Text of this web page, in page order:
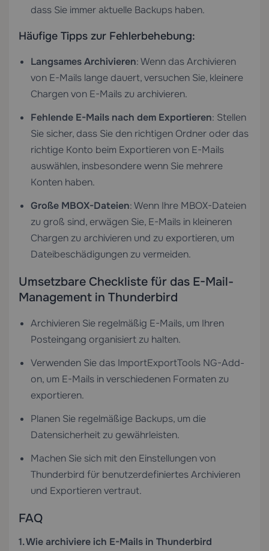
dass Sie immer aktuelle Backups haben.
Häufige Tipps zur Fehlerbehebung:
Langsames Archivieren: Wenn das Archivieren
von E-Mails lange dauert, versuchen Sie, kleinere
Chargen von E-Mails zu archivieren.
Fehlende E-Mails nach dem Exportieren: Stellen
Sie sicher, dass Sie den richtigen Ordner oder das
richtige Konto beim Exportieren von E-Mails
auswählen, insbesondere wenn Sie mehrere
Konten haben.
Große MBOX-Dateien: Wenn Ihre MBOX-Dateien
zu groß sind, erwägen Sie, E-Mails in kleineren
Chargen zu archivieren und zu exportieren, um
Dateibeschädigungen zu vermeiden.
Umsetzbare Checkliste für das E-Mail-
Management in Thunderbird
Archivieren Sie regelmäßig E-Mails, um Ihren
Posteingang organisiert zu halten.
Verwenden Sie das ImportExportTools NG-Add-
on, um E-Mails in verschiedenen Formaten zu
exportieren.
Planen Sie regelmäßige Backups, um die
Datensicherheit zu gewährleisten.
Machen Sie sich mit den Einstellungen von
Thunderbird für benutzerdefiniertes Archivieren
und Exportieren vertraut.
FAQ
1. Wie archiviere ich E-Mails in Thunderbird